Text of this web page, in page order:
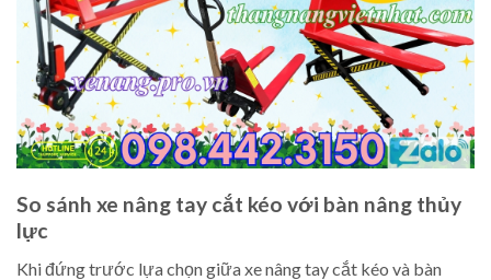
So sánh xe nâng tay cắt kéo với bàn nâng thủy
lực
Khi đứng trước lựa chọn giữa xe nâng tay cắt kéo và bàn